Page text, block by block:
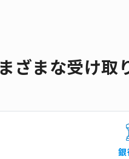
ざまな受け取
銀